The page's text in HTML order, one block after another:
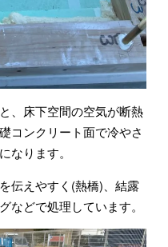
、床下空間の空気が断熱
コンクリート面で冷やさ
なります。
伝えやすく(熱橋)、結露
などで処理しています。